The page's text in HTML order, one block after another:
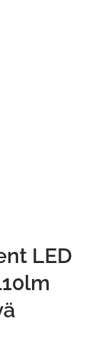
LED